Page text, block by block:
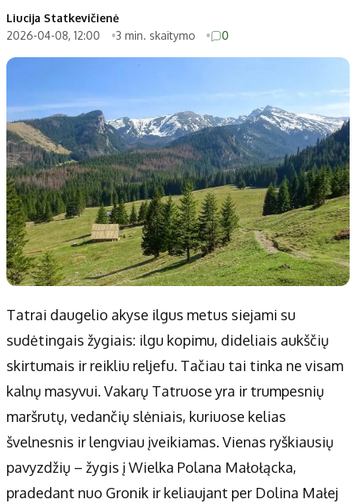
Patarimai
Dirbtinis intelektas
Indėlių palūkanos
Dienos naujienos
Didžiosios savivaldybės
Vilniaus miesto
Kauno miesto
Klaipėdos miesto
Panevėžio miesto
Šiaulių miesto
Alytaus miesto
Marijampolės
Kitos savivaldybės
Druskininkų
Utenos rajono
Jonavos rajono
Vilkaviškio rajono
Tauragės rajono
Palangos miesto
Prienų rajono
Redakcija
Apie mus
Autoriai
Kontaktai
Privatumo politika
Redakcijos politika
Liucija Statkevičienė
2026-04-08, 12:00
3 min. skaitymo 0
Tatrai daugelio akyse ilgus metus siejami su
sudėtingais žygiais: ilgu kopimu, dideliais aukščių
skirtumais ir reikliu reljefu. Tačiau tai tinka ne visam
kalnų masyvui. Vakarų Tatruose yra ir trumpesnių
maršrutų, vedančių slėniais, kuriuose kelias
švelnesnis ir lengviau įveikiamas. Vienas ryškiausių
pavyzdžių – žygis į Wielka Polana Małołącka,
pradedant nuo Gronik ir keliaujant per Dolina Małej